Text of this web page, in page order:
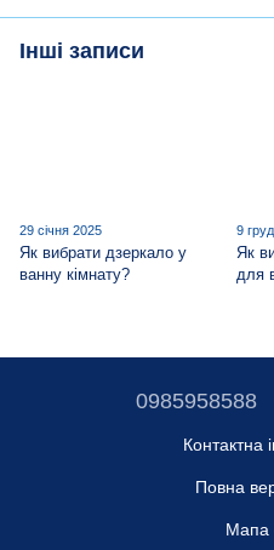
Інші записи
29 січня 2025
Як вибрати дзеркало у
ванну кімнату?
9
Як
для
0985958588
Контактна
Повна
Мапа